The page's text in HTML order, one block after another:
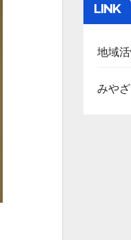
イ
LINK
地域
みや